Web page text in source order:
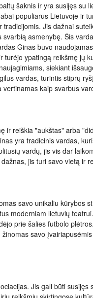
šaknis ir yra susijęs su
populiarus Lietuvoje ir
Jis dažnai
asmenybę. Šis
Ginas buvo
turėjo ypatingą reikšmę jų
siekiant
vardas, turintis stiprų
kaip svarbus
ir reiškia "aukštas" arba
yra tradicinis vardas,
vardų, jis vis dar
jis turi savo vietą ir
savo unikaliu kūrybos
moderniam lietuvių teatrui.
prie šalies futbolo plėtros.
savo
Jis gali būti susijęs